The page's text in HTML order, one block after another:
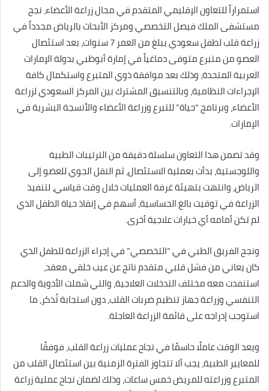
استمراراً للتعاون الإقليمي المتقدم في مجال زراعة الأعضاء، نجح
مستشفى الملك فيصل التخصصي ومركز الأبحاث بالرياض مجدداً في
زراعة قلب لطفل سعودي يبلغ من العمر 7 سنوات، بعد استئصال
العضو من متبرع متوفى دماغياً في إمارة أبوظبي بدولة الإمارات
العربية المتحدة، وذلك بعد موافقة ذوي المتبرع واستكمال كافة
الإجراءات النظامية، وبالتنسيق المشترك بين المركز السعودي لزراعة
الأعضاء، وبرنامج “حياة” للتبرع وزراعة الأعضاء والأنسجة البشرية في
الإمارات.
وقد تضمن هذا التعاون سلسلة دقيقة من الترتيبات الطبية
واللوجستية، بدأت بعملية الاستئصال، ثم النقل الجوي للعضو إلى
الرياض، وانتهت بتهيئة غرفة العمليات خلال وقت قياسي، لتنفيذ
الزراعة في توقيت بالغ الحساسية، أسهم في إنقاذ حياة الطفل الذي
لم تكن أمامه أي خيارات علاجية أخرى.
ونجح الفريق الطبي في “التخصصي” في إجراء الزراعة للطفل الذي
كان يعاني من فشل قلبي متقدم ناتج عن عيب خلقي معقد،
استنفدت معه مختلف التدخلات العلاجية، والتي شملت الأدوية والدعم
التنفسي وزراعة جهاز تنظيم ضربات القلب، دون استجابة تُذكر، ما
استوجب إدراجه على قائمة الزراعة العاجلة.
ويعد الوقت عاملًا حاسمًا في نجاح عمليات زراعة القلب، فوفقًا
للمعايير الطبية، يجب ألا تتجاوز الفترة الزمنية بين استئصال القلب من
المتبرع وزراعته للمريض خمس ساعات، وذلك لضمان نجاح عملية زراعة